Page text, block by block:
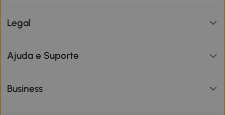
Legal
Ajuda e Suporte
Business